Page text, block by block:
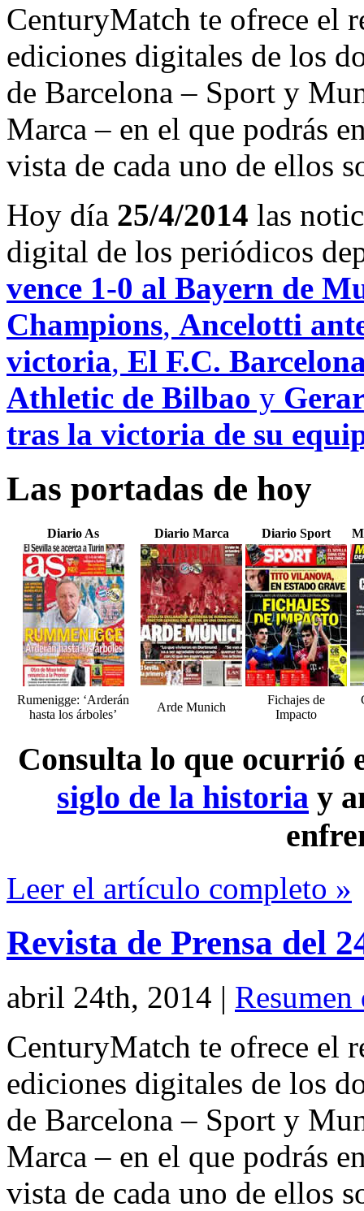
CenturyMatch te ofrece el
ediciones digitales de los
de Barcelona – Sport y
Marca – en el que podrás
vista de cada uno de ellos
Hoy día 25/4/2014 las
digital de los periódicos
vence 1-0 al Bayern de
Champions, Ancelotti
victoria, El F.C.
Athletic de Bilbao y
tras la victoria de su
Las portadas de hoy
Diario As Diario Marca Diario Sport
Rumenigge: ‘Arderán
hasta los árboles’
Arde Munich
Fichajes de
Impacto
Consulta lo que ocurrió
siglo de la historia y
Leer el artículo completo »
Revista de Prensa del
abril 24th, 2014 | Resumen
CenturyMatch te ofrece el
ediciones digitales de los
de Barcelona – Sport y
Marca – en el que podrás
vista de cada uno de ellos